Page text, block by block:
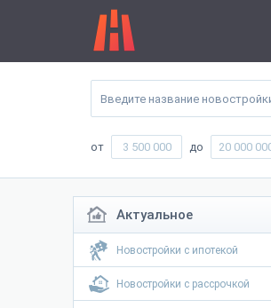
от до
Актуальное
Новостройки с ипотекой
Новостройки с рассрочкой